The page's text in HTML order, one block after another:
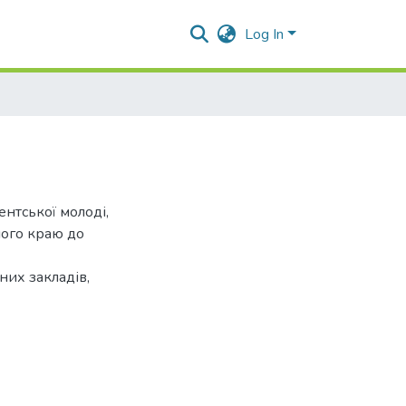
Log In
молоді,
краю до
закладів,